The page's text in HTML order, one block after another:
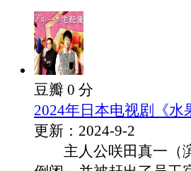
豆瓣 0 分
2024年日本电视剧《水
更新：2024-9-2
主人公咲田真一（滨